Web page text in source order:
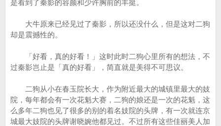
是看到了秦影的容颜和少许胸前的丰挺。
大牛原来已经见过了秦影，所以还没什么，但是这对二狗
却是震撼性的。
「好看，真的好看！」这时此时二狗心里所有的想法，不
过秦影岂止是「真的好看」，简直就是美得不可思议。
二狗从小在春玉院长大，作为附近最大的城镇里最大的妓
院，每年都会有一次花魁大赛，二狗的娘还是一次的花魁，这
么多年二狗也见了很多的别的着名妓院的头牌，有一次就连京
城最大妓院的头牌谢晓婉他都见过。不过所有这些佳丽美人加